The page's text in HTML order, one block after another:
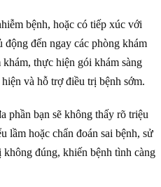
bệnh, hoặc có tiếp xúc với
động đến ngay các phòng khám
thực hiện gói khám sàng
và hỗ trợ điều trị bệnh sớm.
phần bạn sẽ không thấy rõ triệu
lầm hoặc chẩn đoán sai bệnh, sử
đúng, khiến bệnh tình càng